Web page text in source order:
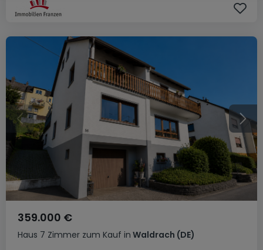
Haus 7 Zimmer zum Kauf in Waldrach (DE)
359.000 €